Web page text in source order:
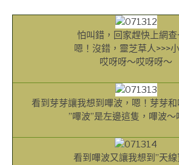
怕叫錯，回家趕快上網查
嗯！沒錯，靈芝草人>>>
哎呀呀～哎呀呀～
看到芽芽讓我想到嗶波，嗯！芽芽
”嗶波”是左邊這隻，嗶波～
看到嗶波又讓我想到”天線